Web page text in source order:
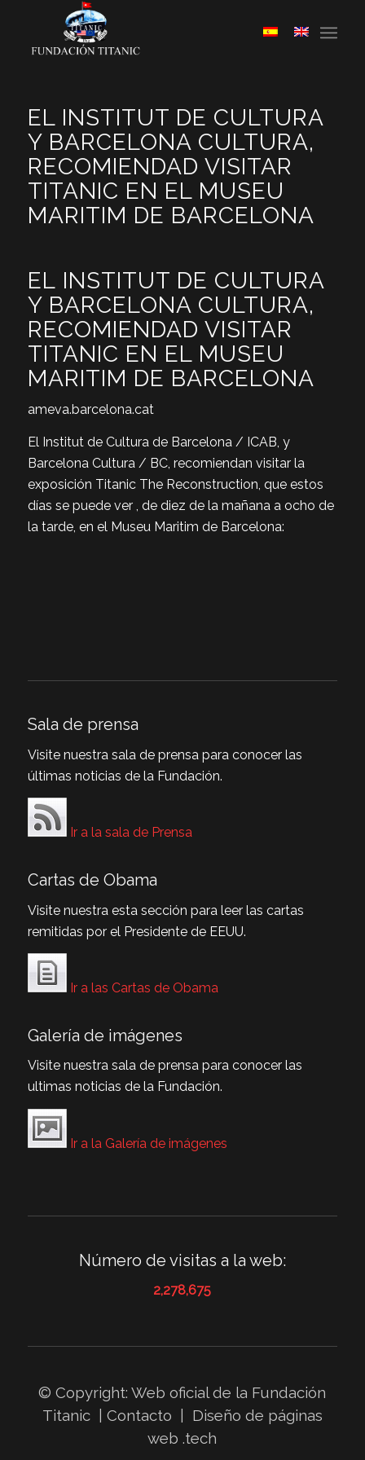
EL INSTITUT DE CULTURA
Y BARCELONA CULTURA,
RECOMIENDAD VISITAR
TITANIC EN EL MUSEU
MARITIM DE BARCELONA
EL INSTITUT DE CULTURA
Y BARCELONA CULTURA,
RECOMIENDAD VISITAR
TITANIC EN EL MUSEU
MARITIM DE BARCELONA
ameva.barcelona.cat
El Institut de Cultura de Barcelona / ICAB, y
Barcelona Cultura / BC, recomiendan visitar la
exposición Titanic The Reconstruction, que estos
días se puede ver , de diez de la mañana a ocho de
la tarde, en el Museu Maritim de Barcelona:
Sala de prensa
Visite nuestra sala de prensa para conocer las
últimas noticias de la Fundación.
Ir a la sala de Prensa
Cartas de Obama
Visite nuestra esta sección para leer las cartas
remitidas por el Presidente de EEUU.
Ir a las Cartas de Obama
Galería de imágenes
Visite nuestra sala de prensa para conocer las
ultimas noticias de la Fundación.
Ir a la Galería de imágenes
Número de visitas a la web:
2,278,675
© Copyright: Web oficial de la Fundación
Titanic| Contacto
Diseño de páginas
web .tech